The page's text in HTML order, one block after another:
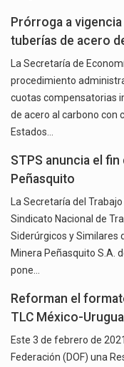
Prórroga a
tuberías de acero
La Secretaría de
procedimiento
cuotas compensatorias
de acero al carbono con
Estados…
STPS anuncia el
Peñasquito
La Secretaría del
Sindicato Nacional de
Siderúrgicos y Similares
Minera Peñasquito S.A.
pone…
Reforman el
TLC México-
Este 3 de febrero de
Federación (DOF) una